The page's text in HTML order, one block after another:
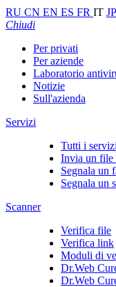
RU CN EN ES FR IT JP
Chiudi
Per privati
Per aziende
Laboratorio
Notizie
Sull'azienda
Servizi
Tutti i servizi
Invia un file
Segnala un
Segnala un
Scanner
Verifica file
Verifica link
Moduli di
Dr.Web
Dr.Web